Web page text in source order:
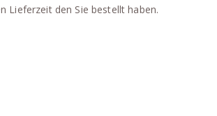
Lieferzeit den Sie bestellt haben.